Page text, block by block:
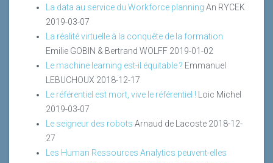
La data au service du Workforce planning An RYCEK
2019-03-07
La réalité virtuelle à la conquête de la formation
Emilie GOBIN & Bertrand WOLFF 2019-01-02
Le machine learning est-il équitable ? Emmanuel
LEBUCHOUX 2018-12-17
Le référentiel est mort, vive le référentiel !
Loic Michel
2019-03-07
Le seigneur des robots Arnaud de Lacoste 2018-12-
27
Les Human Ressources Analytics peuvent-elles